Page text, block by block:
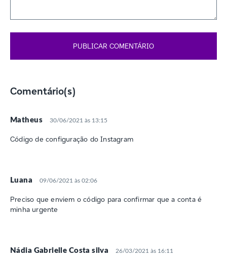
Comentário(s)
Matheus 30/06/2021 às 13:15
Código de configuração do Instagram
Luana 09/06/2021 às 02:06
Preciso que enviem o código para confirmar que a conta é
minha urgente
Nádia Gabrielle Costa silva 26/03/2021 às 16:11